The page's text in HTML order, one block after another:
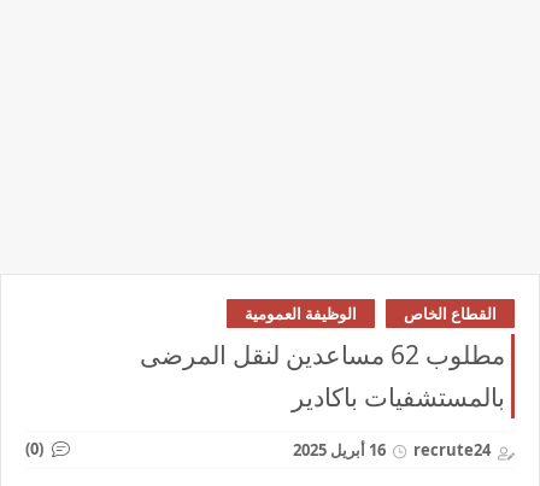
القطاع الخاص الوظيفة العمومية
مطلوب 62 مساعدين لنقل المرضى
بالمستشفيات باكادير
recrute24 16 أبريل 2025 (0)